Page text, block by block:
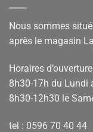
Nous sommes
après le magasin
Horaires
8h30-17h du Lundi
8h30-12h30 le
tel : 0596 70 40 44